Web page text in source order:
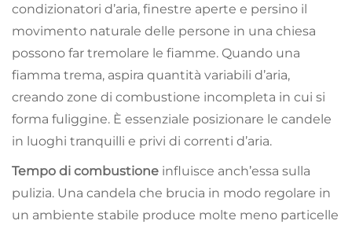
condizionatori d’aria, finestre aperte e persino il
movimento naturale delle persone in una chiesa
possono far tremolare le fiamme. Quando una
fiamma trema, aspira quantità variabili d’aria,
creando zone di combustione incompleta in cui si
forma fuliggine. È essenziale posizionare le candele
in luoghi tranquilli e privi di correnti d’aria.
Tempo di combustione influisce anch’essa sulla
pulizia. Una candela che brucia in modo regolare in
un ambiente stabile produce molte meno particelle